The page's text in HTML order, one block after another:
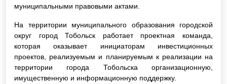
муниципальными правовыми актами.
На территории муниципального образования городской
округ город Тобольск работает проектная команда,
которая оказывает инициаторам инвестиционных
проектов, реализуемым и планируемым к реализации на
территории города Тобольска организационную,
имущественную и информационную поддержку.